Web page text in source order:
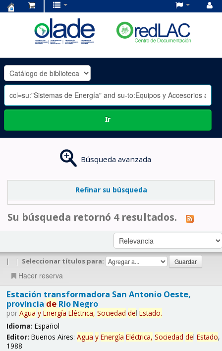
OLADE
-
Ir
Búsqueda avanzada
Refinar su búsqueda
Su búsqueda retornó 4 resultados.
| | Seleccionar títulos para:
Hacer reserva
Estación transformadora San Antonio Oeste,
provincia deRío Negro
por Agua y Energía Eléctrica, Sociedad del Estado.
Idioma: Español
Editor: Buenos Aires: Agua y Energía Eléctrica, Sociedad del Estado,
1988